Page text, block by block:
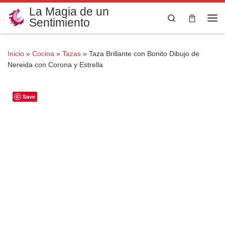
Saltar al contenido
La Magia de un
Sentimiento
Search
Inicio » Cocina » Tazas » Taza Brillante con Bonito Dibujo de
Nereida con Corona y Estrella
Save